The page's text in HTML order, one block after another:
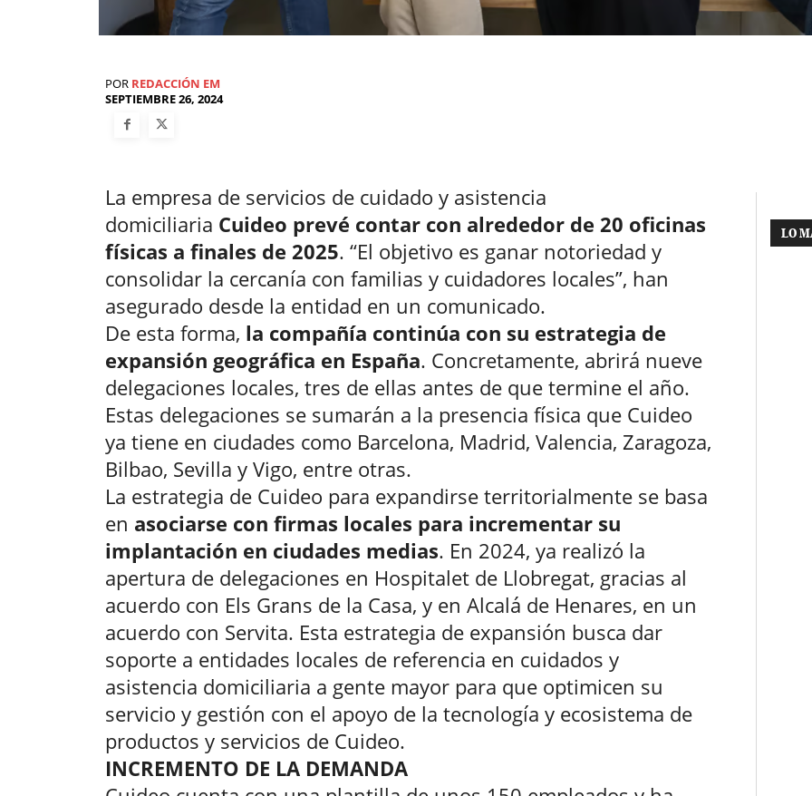
POR REDACCIÓN EM
SEPTIEMBRE 26, 2024
La empresa de servicios de cuidado y asistencia
domiciliaria Cuideo prevé contar con alrededor de 20 oficinas
físicas a finales de 2025. “El objetivo es ganar notoriedad y
consolidar la cercanía con familias y cuidadores locales”, han
asegurado desde la entidad en un comunicado.
De esta forma, la compañía continúa con su estrategia de
expansión geográfica en España. Concretamente, abrirá nueve
delegaciones locales, tres de ellas antes de que termine el año.
Estas delegaciones se sumarán a la presencia física que Cuideo
ya tiene en ciudades como Barcelona, Madrid, Valencia, Zaragoza,
Bilbao, Sevilla y Vigo, entre otras.
La estrategia de Cuideo para expandirse territorialmente se basa
en asociarse con firmas locales para incrementar su
implantación en ciudades medias. En 2024, ya realizó la
apertura de delegaciones en Hospitalet de Llobregat, gracias al
acuerdo con Els Grans de la Casa, y en Alcalá de Henares, en un
acuerdo con Servita. Esta estrategia de expansión busca dar
soporte a entidades locales de referencia en cuidados y
asistencia domiciliaria a gente mayor para que optimicen su
servicio y gestión con el apoyo de la tecnología y ecosistema de
productos y servicios de Cuideo.
INCREMENTO DE LA DEMANDA
LO